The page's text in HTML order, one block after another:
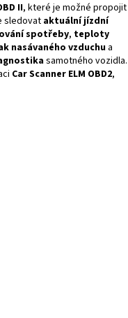
II, které je možné propojit
sledovat aktuální jízdní
spotřeby, teploty
nasávaného vzduchua
samotného vozidla.
Car Scanner ELM OBD2,